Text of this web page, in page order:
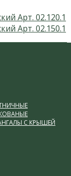
Арт. 02.120.1
Арт. 02.150.1
С КРЫШЕЙ